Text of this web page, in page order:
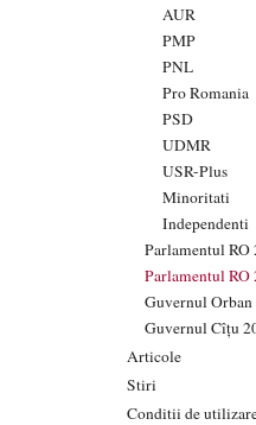
AUR
PMP
PNL
Pro Romania
PSD
UDMR
USR-Plus
Minoritati
Independenti
Parlamentul RO
Parlamentul RO
Guvernul Cîțu
Articole
Stiri
Conditii de